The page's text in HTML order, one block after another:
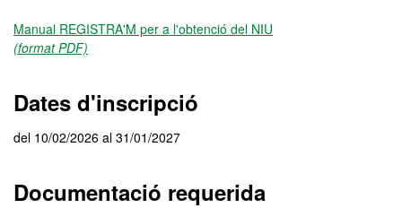
Manual REGISTRA'M per a l'obtenció del NIU
(format PDF)
Dates d'inscripció
del 10/02/2026 al 31/01/2027
Documentació requerida